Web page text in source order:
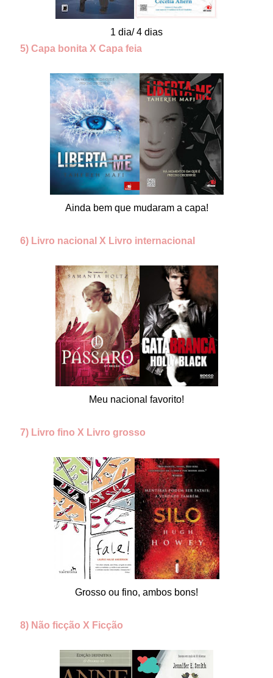
1 dia/ 4 dias
5) Capa bonita X Capa feia
Ainda bem que mudaram a capa!
6) Livro nacional X Livro internacional
Meu nacional favorito!
7) Livro fino X Livro grosso
Grosso ou fino, ambos bons!
8) Não ficção X Ficção